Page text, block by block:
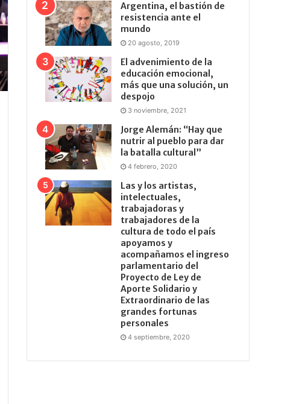
Argentina, el bastión de
resistencia ante el
mundo
20 agosto, 2019
El advenimiento de la
educación emocional,
más que una solución, un
despojo
3 noviembre, 2021
Jorge Alemán: “Hay que
nutrir al pueblo para dar
la batalla cultural”
4 febrero, 2020
Las y los artistas,
intelectuales,
trabajadoras y
trabajadores de la
cultura de todo el país
apoyamos y
acompañamos el ingreso
parlamentario del
Proyecto de Ley de
Aporte Solidario y
Extraordinario de las
grandes fortunas
personales
4 septiembre, 2020